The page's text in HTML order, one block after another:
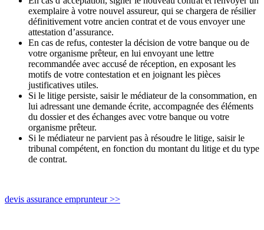
exemplaire à votre nouvel assureur, qui se chargera de résilier
définitivement votre ancien contrat et de vous envoyer une
attestation d’assurance.
En cas de refus, contester la décision de votre banque ou de
votre organisme prêteur, en lui envoyant une lettre
recommandée avec accusé de réception, en exposant les
motifs de votre contestation et en joignant les pièces
justificatives utiles.
Si le litige persiste, saisir le médiateur de la consommation, en
lui adressant une demande écrite, accompagnée des éléments
du dossier et des échanges avec votre banque ou votre
organisme prêteur.
Si le médiateur ne parvient pas à résoudre le litige, saisir le
tribunal compétent, en fonction du montant du litige et du type
de contrat.
devis assurance emprunteur >>